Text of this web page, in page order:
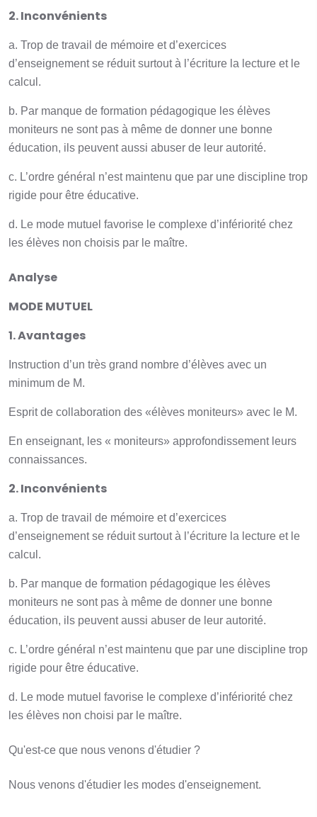
2. Inconvénients
a. Trop de travail de mémoire et d’exercices
d’enseignement se réduit surtout à l’écriture la lecture et le
calcul.
b. Par manque de formation pédagogique les élèves
moniteurs ne sont pas à même de donner une bonne
éducation, ils peuvent aussi abuser de leur autorité.
c. L’ordre général n’est maintenu que par une discipline trop
rigide pour être éducative.
d. Le mode mutuel favorise le complexe d’infériorité chez
les élèves non choisis par le maître.
Analyse
MODE MUTUEL
1. Avantages
Instruction d’un très grand nombre d’élèves avec un
minimum de M.
Esprit de collaboration des «élèves moniteurs» avec le M.
En enseignant, les « moniteurs» approfondissement leurs
connaissances.
2. Inconvénients
a. Trop de travail de mémoire et d’exercices
d’enseignement se réduit surtout à l’écriture la lecture et le
calcul.
b. Par manque de formation pédagogique les élèves
moniteurs ne sont pas à même de donner une bonne
éducation, ils peuvent aussi abuser de leur autorité.
c. L’ordre général n’est maintenu que par une discipline trop
rigide pour être éducative.
d. Le mode mutuel favorise le complexe d’infériorité chez
les élèves non choisi par le maître.
Qu'est-ce que nous venons d'étudier ?
Nous venons d'étudier les modes d'enseignement.